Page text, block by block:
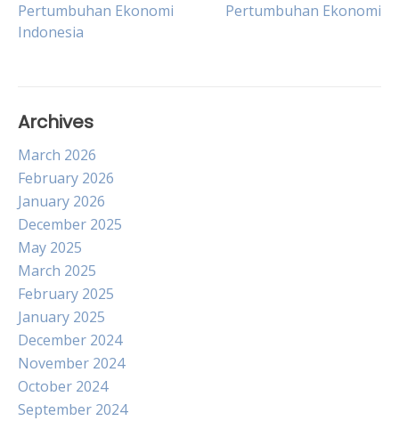
navigation
Pertumbuhan Ekonomi
Indonesia
Pertumbuhan Ekonomi
Archives
March 2026
February 2026
January 2026
December 2025
May 2025
March 2025
February 2025
January 2025
December 2024
November 2024
October 2024
September 2024